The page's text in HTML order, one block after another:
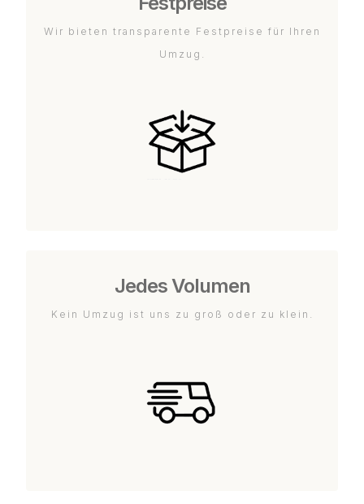
Wir bieten transparente Festpreise für Ihren
Umzug.
Jedes Volumen
Kein Umzug ist uns zu groß oder zu klein.